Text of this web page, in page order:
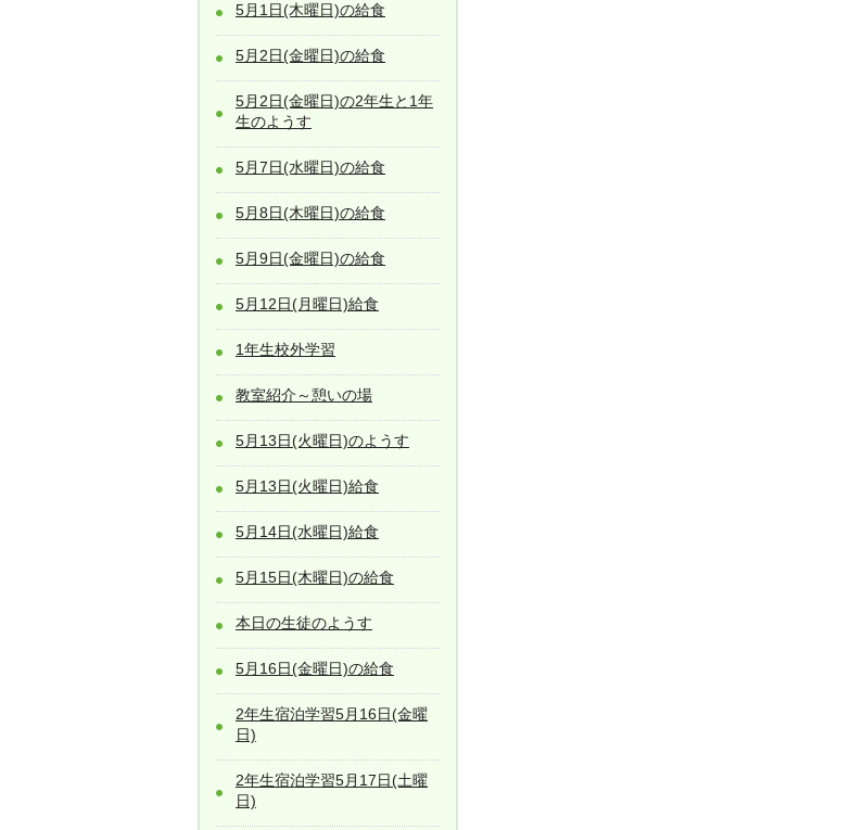
5月1日(木曜日)の給食
5月2日(金曜日)の給食
5月2日(金曜日)の2年生と1年
生のようす
5月7日(水曜日)の給食
5月8日(木曜日)の給食
5月9日(金曜日)の給食
5月12日(月曜日)給食
1年生校外学習
教室紹介～憩いの場
5月13日(火曜日)のようす
5月13日(火曜日)給食
5月14日(水曜日)給食
5月15日(木曜日)の給食
本日の生徒のようす
5月16日(金曜日)の給食
2年生宿泊学習5月16日(金曜
日)
2年生宿泊学習5月17日(土曜
日)